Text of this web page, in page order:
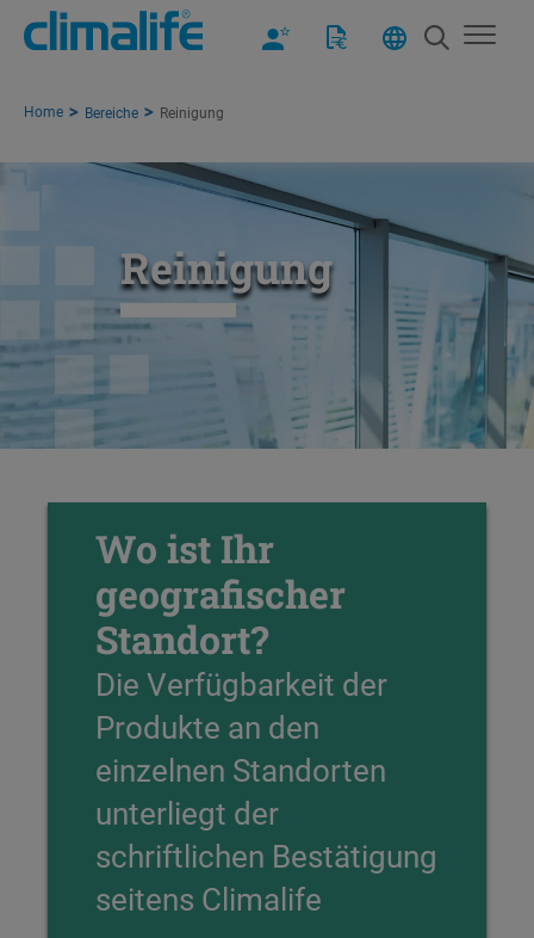
Home Bereiche Reinigung
Reinigung
Wo ist Ihr
geografischer
Standort?
Die Verfügbarkeit der
Produkte an den
einzelnen Standorten
unterliegt der
schriftlichen Bestätigung
seitens Climalife